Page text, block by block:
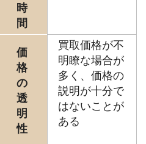
時
間
価
格
の
透
明
性
買取価格が不
明瞭な場合が
多く、価格の
説明が十分で
はないことが
ある